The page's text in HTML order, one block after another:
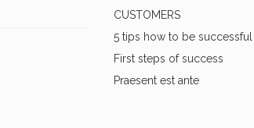
CUSTOMERS
5 tips how to be successful
First steps of success
Praesent est ante